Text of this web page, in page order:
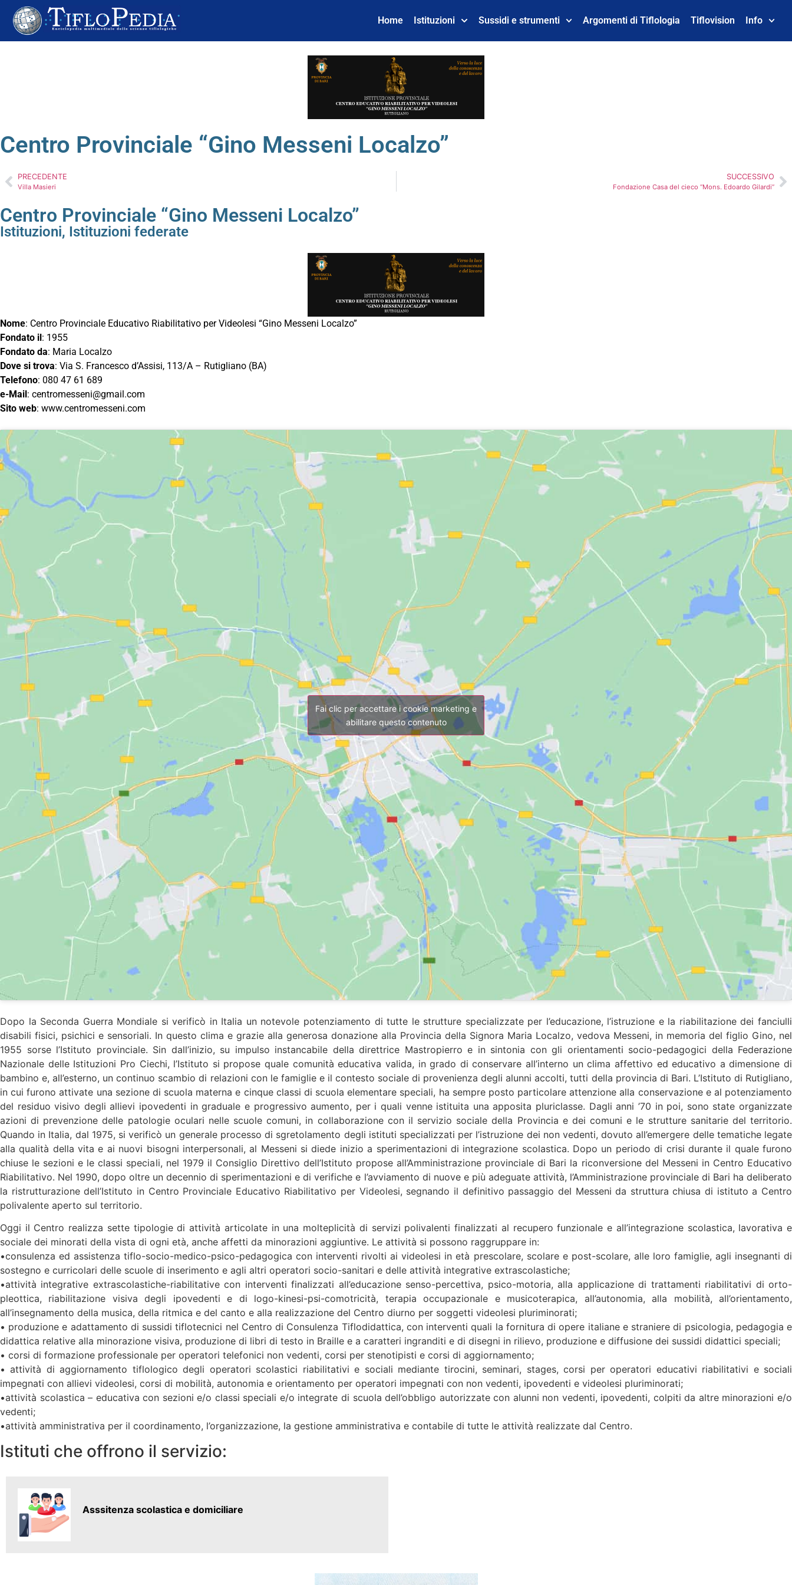
Home Istituzioni Sussidi e strumenti Argomenti di Tiflologia Tiflovision Info
Centro Provinciale “Gino Messeni Localzo”
PRECEDENTE
Villa Masieri
SUCCESSIVO
Fondazione Casa del cieco “Mons. Edoardo Gilardi”
Centro Provinciale “Gino Messeni Localzo”
Istituzioni, Istituzioni federate
Nome: Centro Provinciale Educativo Riabilitativo per Videolesi “Gino Messeni Localzo”
Fondato il: 1955
Fondato da: Maria Localzo
Dove si trova: Via S. Francesco d’Assisi, 113/A – Rutigliano (BA)
Telefono: 080 47 61 689
e-Mail: centromesseni@gmail.com
Sito web: www.centromesseni.com
Fai clic per accettare i cookie marketing e
abilitare questo contenuto
Dopo la Seconda Guerra Mondiale si verificò in Italia un notevole potenziamento di tutte le strutture specializzate per l’educazione, l’istruzione e la riabilitazione dei fanciulli
disabili fisici, psichici e sensoriali. In questo clima e grazie alla generosa donazione alla Provincia della Signora Maria Localzo, vedova Messeni, in memoria del figlio Gino, nel
1955 sorse l’Istituto provinciale. Sin dall’inizio, su impulso instancabile della direttrice Mastropierro e in sintonia con gli orientamenti socio-pedagogici della Federazione
Nazionale delle Istituzioni Pro Ciechi, l’Istituto si propose quale comunità educativa valida, in grado di conservare all’interno un clima affettivo ed educativo a dimensione di
bambino e, all’esterno, un continuo scambio di relazioni con le famiglie e il contesto sociale di provenienza degli alunni accolti, tutti della provincia di Bari. L’Istituto di Rutigliano,
in cui furono attivate una sezione di scuola materna e cinque classi di scuola elementare speciali, ha sempre posto particolare attenzione alla conservazione e al potenziamento
del residuo visivo degli allievi ipovedenti in graduale e progressivo aumento, per i quali venne istituita una apposita pluriclasse. Dagli anni ’70 in poi, sono state organizzate
azioni di prevenzione delle patologie oculari nelle scuole comuni, in collaborazione con il servizio sociale della Provincia e dei comuni e le strutture sanitarie del territorio.
Quando in Italia, dal 1975, si verificò un generale processo di sgretolamento degli istituti specializzati per l’istruzione dei non vedenti, dovuto all’emergere delle tematiche legate
alla qualità della vita e ai nuovi bisogni interpersonali, al Messeni si diede inizio a sperimentazioni di integrazione scolastica. Dopo un periodo di crisi durante il quale furono
chiuse le sezioni e le classi speciali, nel 1979 il Consiglio Direttivo dell’Istituto propose all’Amministrazione provinciale di Bari la riconversione del Messeni in Centro Educativo
Riabilitativo. Nel 1990, dopo oltre un decennio di sperimentazioni e di verifiche e l’avviamento di nuove e più adeguate attività, l’Amministrazione provinciale di Bari ha deliberato
la ristrutturazione dell’Istituto in Centro Provinciale Educativo Riabilitativo per Videolesi, segnando il definitivo passaggio del Messeni da struttura chiusa di istituto a Centro
polivalente aperto sul territorio.
Oggi il Centro realizza sette tipologie di attività articolate in una molteplicità di servizi polivalenti finalizzati al recupero funzionale e all’integrazione scolastica, lavorativa e
sociale dei minorati della vista di ogni età, anche affetti da minorazioni aggiuntive. Le attività si possono raggruppare in:
•consulenza ed assistenza tiflo-socio-medico-psico-pedagogica con interventi rivolti ai videolesi in età prescolare, scolare e post-scolare, alle loro famiglie, agli insegnanti di
sostegno e curricolari delle scuole di inserimento e agli altri operatori socio-sanitari e delle attività integrative extrascolastiche;
•attività integrative extrascolastiche-riabilitative con interventi finalizzati all’educazione senso-percettiva, psico-motoria, alla applicazione di trattamenti riabilitativi di orto-
pleottica, riabilitazione visiva degli ipovedenti e di logo-kinesi-psi-comotricità, terapia occupazionale e musicoterapica, all’autonomia, alla mobilità, all’orientamento,
all’insegnamento della musica, della ritmica e del canto e alla realizzazione del Centro diurno per soggetti videolesi pluriminorati;
• produzione e adattamento di sussidi tiflotecnici nel Centro di Consulenza Tiflodidattica, con interventi quali la fornitura di opere italiane e straniere di psicologia, pedagogia e
didattica relative alla minorazione visiva, produzione di libri di testo in Braille e a caratteri ingranditi e di disegni in rilievo, produzione e diffusione dei sussidi didattici speciali;
• corsi di formazione professionale per operatori telefonici non vedenti, corsi per stenotipisti e corsi di aggiornamento;
• attività di aggiornamento tiflologico degli operatori scolastici riabilitativi e sociali mediante tirocini, seminari, stages, corsi per operatori educativi riabilitativi e sociali
impegnati con allievi videolesi, corsi di mobilità, autonomia e orientamento per operatori impegnati con non vedenti, ipovedenti e videolesi pluriminorati;
•attività scolastica – educativa con sezioni e/o classi speciali e/o integrate di scuola dell’obbligo autorizzate con alunni non vedenti, ipovedenti, colpiti da altre minorazioni e/o
vedenti;
•attività amministrativa per il coordinamento, l’organizzazione, la gestione amministrativa e contabile di tutte le attività realizzate dal Centro.
Istituti che offrono il servizio:
Asssitenza scolastica e domiciliare